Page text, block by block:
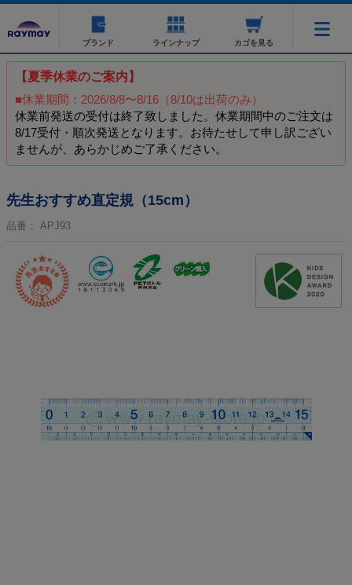
ブランド ラインナップ カゴを見る
【夏季休業のご案内】
■休業期間：2026/8/8〜8/16（8/10は出荷のみ）
休業前発送の受付は終了致しました。休業期間中のご注文は
8/17受付・順次発送となります。お待たせして申し訳ござい
ませんが、あらかじめご了承ください。
先生おすすめ直定規（15cm）
品番： APJ93